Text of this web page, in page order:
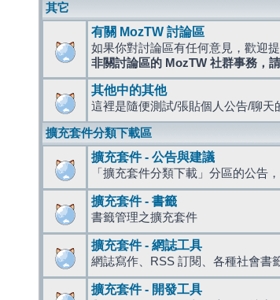
其它
有關 MozTW 討論區
如果你對討論區有任何意見，歡迎
非關討論區的 MozTW 社群事務，
其他中的其他
這裡是隨便測試/張貼個人公告/聊天
擴充套件分類下載區
擴充套件 - 公告與建議
「擴充套件分類下載」分區的公告
擴充套件 - 書籤
書籤管理之擴充套件
擴充套件 - 網誌工具
網誌寫作、RSS 訂閱、各種社會書
擴充套件 - 開發工具